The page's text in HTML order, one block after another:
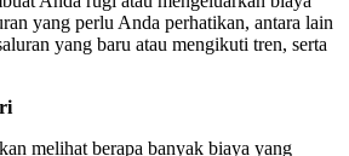
yang perlu Anda perhatikan, antara lain
yang baru atau mengikuti tren, serta
melihat berapa banyak biaya yang